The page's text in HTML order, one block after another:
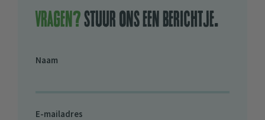
Vragen?stuur ons een berichtje.
Naam
E-mailadres